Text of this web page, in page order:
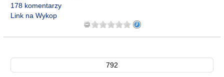
178 komentarzy
Link na Wykop
792